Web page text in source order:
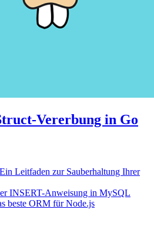
Vererbung in Go
Leitfaden zur Sauberhaltung Ihrer
INSERT-Anweisung in MySQL
beste ORM für Node.js